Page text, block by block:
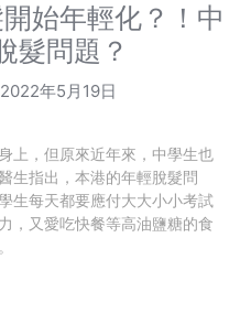
開始年輕化？！中
髮問題？
2022年5月19日
上，但原來近年來，中學生也
生指出，本港的年輕脫髮問
生每天都要應付大大小小考試
，又愛吃快餐等高油鹽糖的食